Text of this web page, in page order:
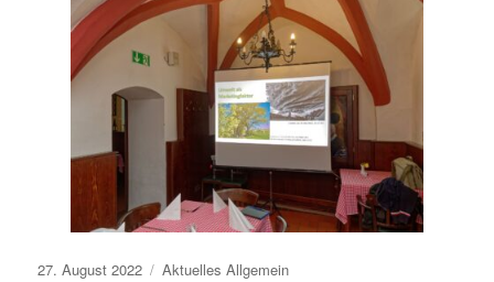
Veröffentlicht
27. August 2022 Aktuelles Allgemein